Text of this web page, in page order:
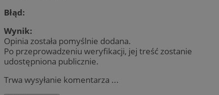
Błąd:
Wynik:
Opinia została pomyślnie dodana.
Po przeprowadzeniu weryfikacji, jej treść zostanie
udostępniona publicznie.
Trwa wysyłanie komentarza ...